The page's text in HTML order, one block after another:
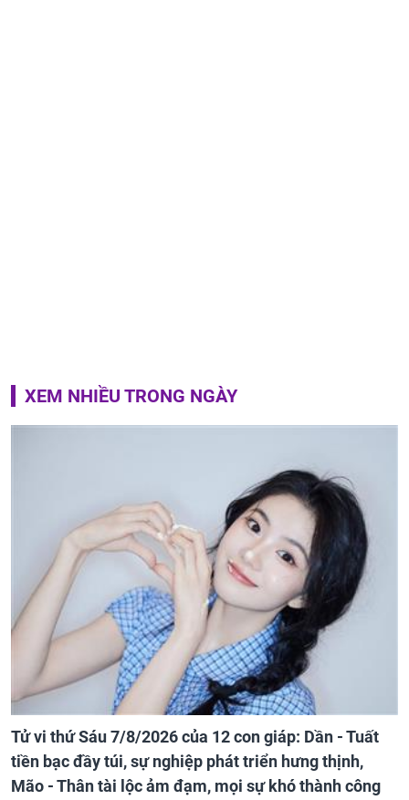
XEM NHIỀU TRONG NGÀY
Tử vi thứ Sáu 7/8/2026 của 12 con giáp: Dần - Tuất
tiền bạc đầy túi, sự nghiệp phát triển hưng thịnh,
Mão - Thân tài lộc ảm đạm, mọi sự khó thành công